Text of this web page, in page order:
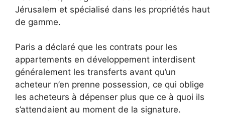
Jérusalem et spécialisé dans les propriétés haut
de gamme.
Paris a déclaré que les contrats pour les
appartements en développement interdisent
généralement les transferts avant qu’un
acheteur n’en prenne possession, ce qui oblige
les acheteurs à dépenser plus que ce à quoi ils
s’attendaient au moment de la signature.